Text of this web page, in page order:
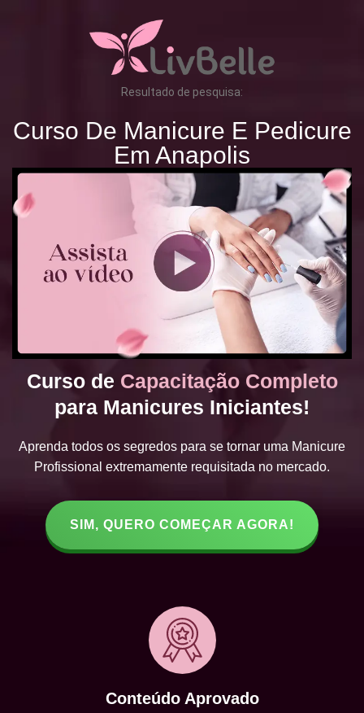
Resultado de pesquisa:
Curso De Manicure E Pedicure
Em Anapolis
Curso de Capacitação Completo
para Manicures Iniciantes!
Aprenda todos os segredos para se tornar uma Manicure
Profissional extremamente requisitada no mercado.
SIM, QUERO COMEÇAR AGORA!
Conteúdo Aprovado